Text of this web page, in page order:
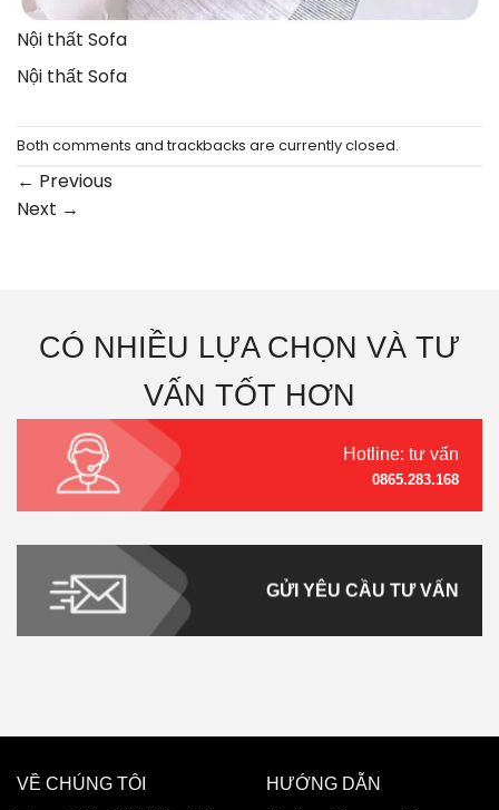
Nội thất Sofa
Nội thất Sofa
Both comments and trackbacks are currently closed.
← Previous
Next →
CÓ NHIỀU LỰA CHỌN VÀ TƯ
VẤN TỐT HƠN
Hotline: tư vấn
0865.283.168
GỬI YÊU CẦU TƯ VẤN
VỀ CHÚNG TÔI
HƯỚNG DẪN